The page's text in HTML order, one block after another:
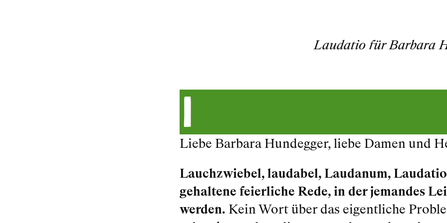
Laudatio für Barbara
I
Liebe Barbara Hundegger, liebe Damen und
Lauchzwiebel, laudabel, Laudanum,
gehaltene feierliche Rede, in der jemandes
werden. Kein Wort über das eigentliche